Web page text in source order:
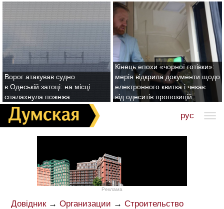
Ворог атакував судно
в Одеській затоці: на місці
спалахнула пожежа
Кінець епохи «чорної готівки»:
мерія відкрила документи щодо
електронного квитка і чекає
від одеситів пропозицій
рус
Реклама
Довідник→ Организации → Строительство